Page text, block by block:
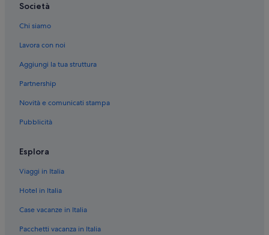
Società
Chi siamo
Lavora con noi
Aggiungi la tua struttura
Partnership
Novità e comunicati stampa
Pubblicità
Esplora
Viaggi in Italia
Hotel in Italia
Case vacanze in Italia
Pacchetti vacanza in Italia